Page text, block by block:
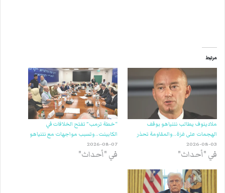
مرتبط
ملادينوف يطالب نتنياهو بوقف
الهجمات على غزة.. والمقاومة تحذر
2026-08-03
في "أحداث"
“خطة ترمب” تفتح الخلافات في
الكابينت.. وتسبب مواجهات مع نتنياهو
2026-08-07
في "أحداث"